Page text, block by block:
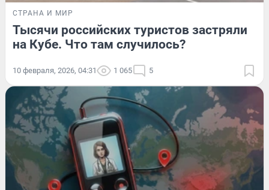
СТРАНА И МИР
Тысячи российских туристов застряли
на Кубе. Что там случилось?
10 февраля, 2026, 04:31 1 065 5